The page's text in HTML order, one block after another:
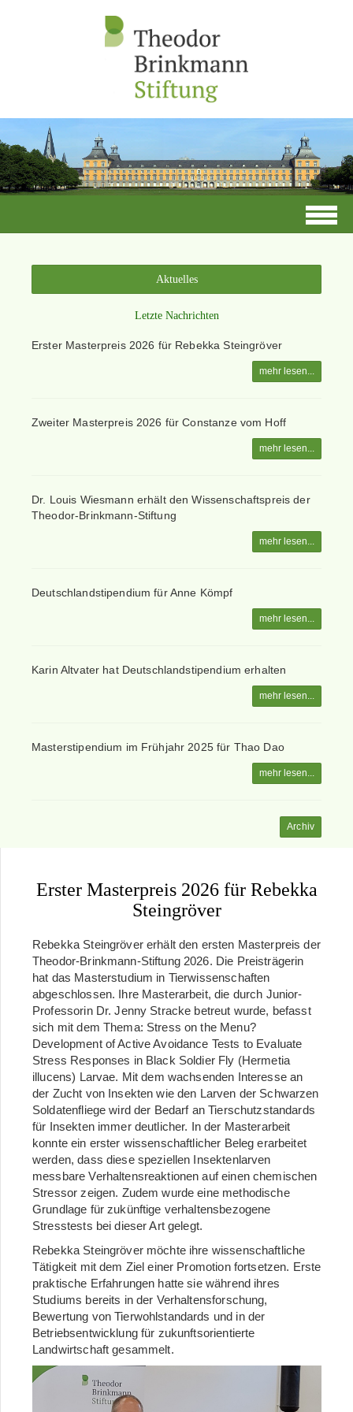
Aktuelles
Letzte Nachrichten
Erster Masterpreis 2026 für Rebekka Steingröver
mehr lesen...
Zweiter Masterpreis 2026 für Constanze vom Hoff
mehr lesen...
Dr. Louis Wiesmann erhält den Wissenschaftspreis der
Theodor-Brinkmann-Stiftung
mehr lesen...
Deutschlandstipendium für Anne Kömpf
mehr lesen...
Karin Altvater hat Deutschlandstipendium erhalten
mehr lesen...
Masterstipendium im Frühjahr 2025 für Thao Dao
mehr lesen...
Archiv
Erster Masterpreis 2026 für Rebekka
Steingröver
Rebekka Steingröver erhält den ersten Masterpreis der
Theodor-Brinkmann-Stiftung 2026. Die Preisträgerin
hat das Masterstudium in Tierwissenschaften
abgeschlossen. Ihre Masterarbeit, die durch Junior-
Professorin Dr. Jenny Stracke betreut wurde, befasst
sich mit dem Thema: Stress on the Menu?
Development of Active Avoidance Tests to Evaluate
Stress Responses in Black Soldier Fly (Hermetia
illucens) Larvae. Mit dem wachsenden Interesse an
der Zucht von Insekten wie den Larven der Schwarzen
Soldatenfliege wird der Bedarf an Tierschutzstandards
für Insekten immer deutlicher. In der Masterarbeit
konnte ein erster wissenschaftlicher Beleg erarbeitet
werden, dass diese speziellen Insektenlarven
messbare Verhaltensreaktionen auf einen chemischen
Stressor zeigen. Zudem wurde eine methodische
Grundlage für zukünftige verhaltensbezogene
Stresstests bei dieser Art gelegt.
Rebekka Steingröver möchte ihre wissenschaftliche
Tätigkeit mit dem Ziel einer Promotion fortsetzen. Erste
praktische Erfahrungen hatte sie während ihres
Studiums bereits in der Verhaltensforschung,
Bewertung von Tierwohlstandards und in der
Betriebsentwicklung für zukunftsorientierte
Landwirtschaft gesammelt.